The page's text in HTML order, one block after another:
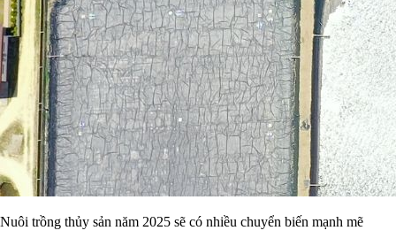
Nuôi trồng thủy sản năm 2025 sẽ có nhiều chuyển biến mạnh mẽ